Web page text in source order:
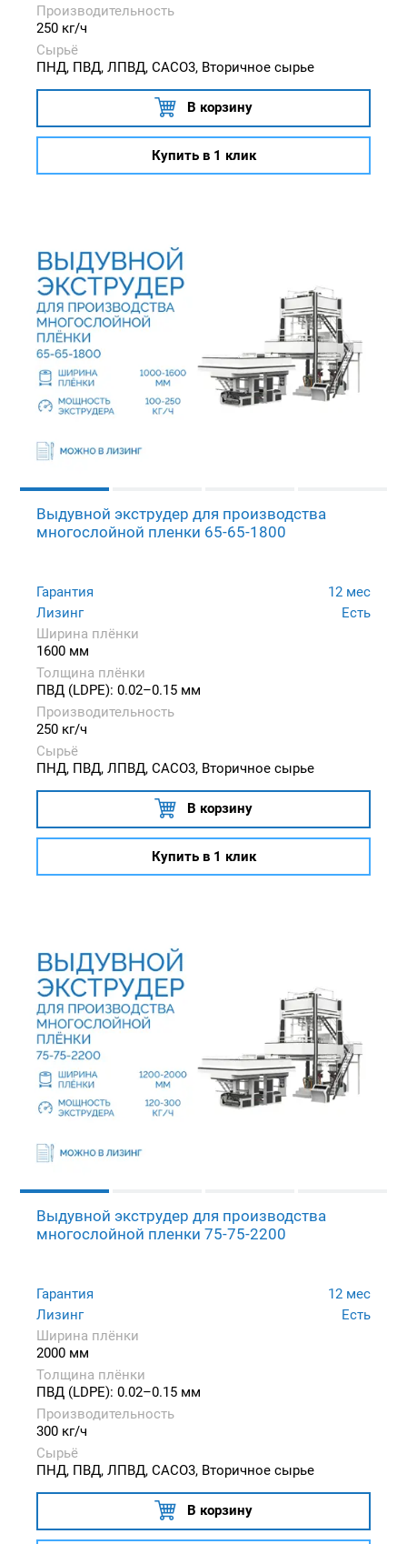
Производительность
250 кг/ч
Сырьё
ПНД, ПВД, ЛПВД, CACO3, Вторичное сырье
В корзину
Купить в 1 клик
Выдувной экструдер для производства
многослойной пленки 65-65-1800
Гарантия
12 мес
Лизинг
Есть
Ширина плёнки
1600 мм
Толщина плёнки
ПВД (LDPE): 0.02–0.15 мм
Производительность
250 кг/ч
Сырьё
ПНД, ПВД, ЛПВД, CACO3, Вторичное сырье
В корзину
Купить в 1 клик
Выдувной экструдер для производства
многослойной пленки 75-75-2200
Гарантия
12 мес
Лизинг
Есть
Ширина плёнки
2000 мм
Толщина плёнки
ПВД (LDPE): 0.02–0.15 мм
Производительность
300 кг/ч
Сырьё
ПНД, ПВД, ЛПВД, CACO3, Вторичное сырье
В корзину